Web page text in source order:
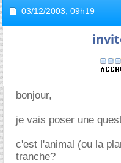
03/12/2003, 09h19
bonjour,
je vais poser une
c'est l'animal (ou la
tranche?